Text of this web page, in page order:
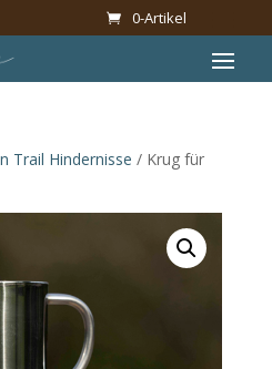
0-Artikel
Trail Hindernisse / Krug für